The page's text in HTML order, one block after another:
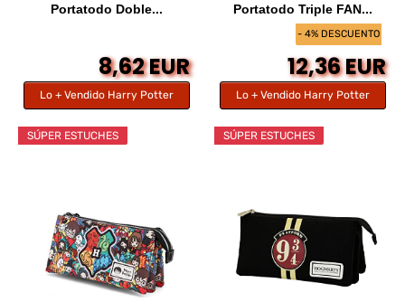
Portatodo Doble...
8,62 EUR
Lo + Vendido Harry Potter
- 4% DESCUENTO
Portatodo Triple FAN...
12,36 EUR
Lo + Vendido Harry Potter
SÚPER ESTUCHES SÚPER ESTUCHES